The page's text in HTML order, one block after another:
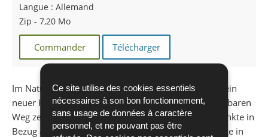
Ce site utilise des cookies essentiels
nécessaires à son bon fonctionnement,
sans usage de données à caractère
personnel, et ne pouvant pas être
Langue : Allemand
Zip - 7,20 Mo
Commander Télécharger
Im Naturwaldreservat „Beetebuerger Bësch“ wurde ein
neuer Kinderlehrpfad angelegt. Auf einem gut begehbaren
Weg zeigen Tafeln die wichtigsten Themenschwerpunkte in
Bezug auf Naturwälder auf. Leicht verständliche Texte in